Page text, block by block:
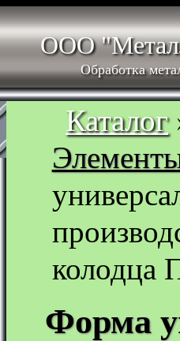
ООО
Обработка
Каталог
колодца
Форма